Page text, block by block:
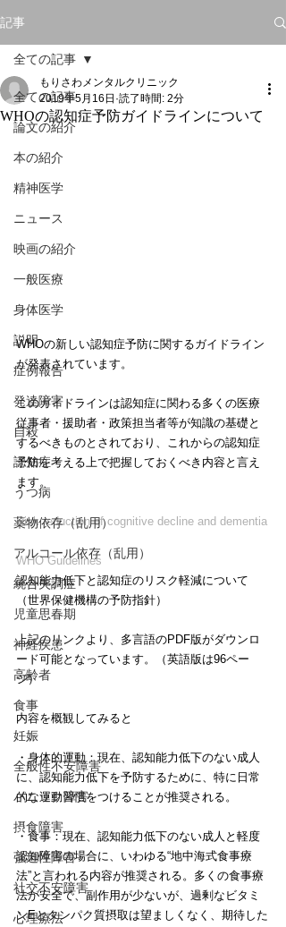
記事
全ての記事
論文の紹介
本の紹介
精神医学
ニュース
映画の紹介
一般医療
身体医学
説明
症例報告
発達障害
自殺
認知症
うつ病
薬物依存（乱用）
アルコール依存（乱用）
統合失調症
児童思春期
神経疾患
高齢者
食事
妊娠
全般性不安障害
パニック障害
摂食障害
強迫性障害
社交不安障害
心理療法
全ての記事
WHOの認知症予防ガイドラインについて
もりさわメンタルクリニック
2019年5月16日 読了時間: 2分
WHOの新しい認知症予防に関するガイドライン
が発表されています。
このガイドラインは認知症に関わる多くの医療
従事者・援助者・政策担当者等が知識の基礎と
するべきものとされており、これからの認知症
予防を考える上で把握しておくべき内容と言え
ます。
Risk reduction of cognitive decline and dementia
WHO Guidelines
認知能力低下と認知症のリスク軽減について
（世界保健機構の予防指針）
上記のリンクより、多言語のPDF版がダウンロ
ード可能となっています。（英語版は96ペー
ジ）
内容を概観してみると
・身体的運動：現在、認知能力低下のない成人
に、認知能力低下を予防するために、特に日常
的な運動習慣をつけることが推奨される。
・食事：現在、認知能力低下のない成人と軽度
認知障害の場合に、いわゆる“地中海式食事療
法”と言われる内容が推奨される。多くの食事療
法が安全で、副作用が少ないが、過剰なビタミ
ンEとタンパク質摂取は望ましくなく、期待した